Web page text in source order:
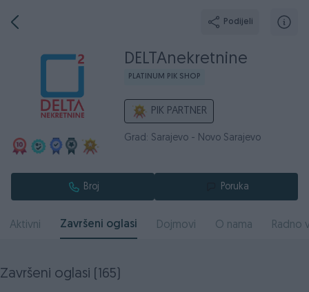
Podijeli
DELTAnekretnine
PLATINUM PIK SHOP
PIK PARTNER
Grad: Sarajevo - Novo Sarajevo
Broj Poruka
Aktivni Završeni oglasi Dojmovi O nama Radno
Završeni oglasi (165)